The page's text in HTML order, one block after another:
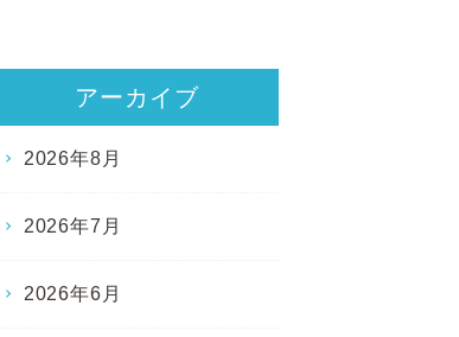
アーカイブ
2026年8月
2026年7月
2026年6月